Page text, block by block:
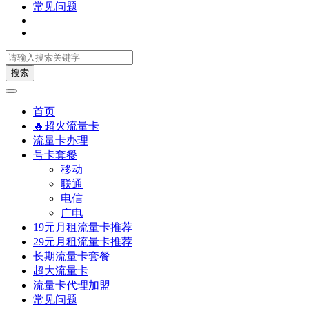
常见问题
搜索
首页
🔥超火流量卡
流量卡办理
号卡套餐
移动
联通
电信
广电
19元月租流量卡推荐
29元月租流量卡推荐
长期流量卡套餐
超大流量卡
流量卡代理加盟
常见问题